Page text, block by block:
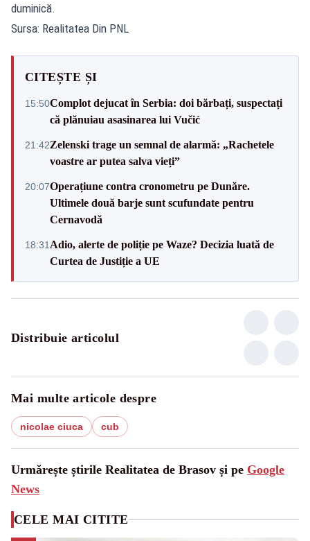
duminică.
Sursa: Realitatea Din PNL
CITEȘTE ȘI
15:50Complot dejucat în Serbia: doi bărbați, suspectați
că plănuiau asasinarea lui Vučić
21:42Zelenski trage un semnal de alarmă: „Rachetele
voastre ar putea salva vieți”
20:07Operațiune contra cronometru pe Dunăre.
Ultimele două barje sunt scufundate pentru
Cernavodă
18:31 Adio, alerte de poliție pe Waze? Decizia luată de
Curtea de Justiție a UE
Distribuie articolul
Mai multe articole despre
nicolae ciuca cub
Urmărește știrile Realitatea de Brasov și pe Google
News
CELE MAI CITITE